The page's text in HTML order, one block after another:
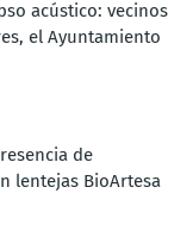
acústico: vecinos
el Ayuntamiento
de
lentejas BioArtesa